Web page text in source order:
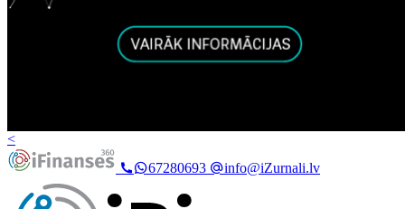
<
67280693
info@iZurnali.lv